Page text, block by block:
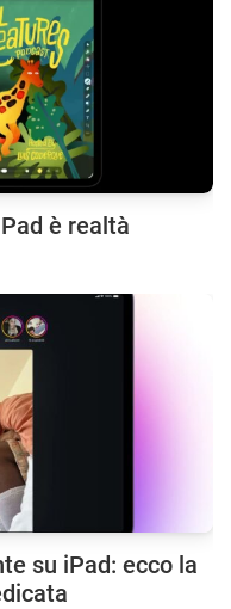
è realtà
su iPad: ecco la